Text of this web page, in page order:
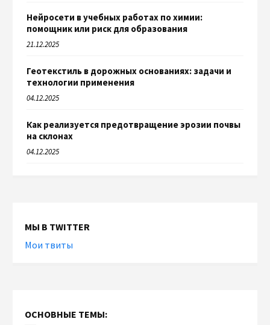
Нейросети в учебных работах по химии:
помощник или риск для образования
21.12.2025
Геотекстиль в дорожных основаниях: задачи и
технологии применения
04.12.2025
Как реализуется предотвращение эрозии почвы
на склонах
04.12.2025
МЫ В TWITTER
Мои твиты
ОСНОВНЫЕ ТЕМЫ: